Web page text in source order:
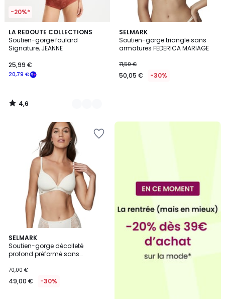
-20%*
LA REDOUTE COLLECTIONS
Soutien-gorge foulard
Signature, JEANNE
20,79 €
25,99 €
4,6
/ 5
3
Couleurs
4,6
/
SELMARK
Soutien-gorge triangle sans
armatures FEDERICA MARIAGE
71,50 €
50,05 € -30%
SELMARK
Soutien-gorge décolleté
profond préformé sans
70,00 €
49,00 € -30%